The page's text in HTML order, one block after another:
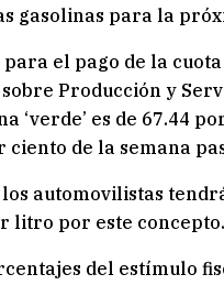
gasolinas para la
el pago de la
Producción y
‘verde’ es de 67.44
ciento de la semana
los automovilistas
litro por este concepto.
del estímulo